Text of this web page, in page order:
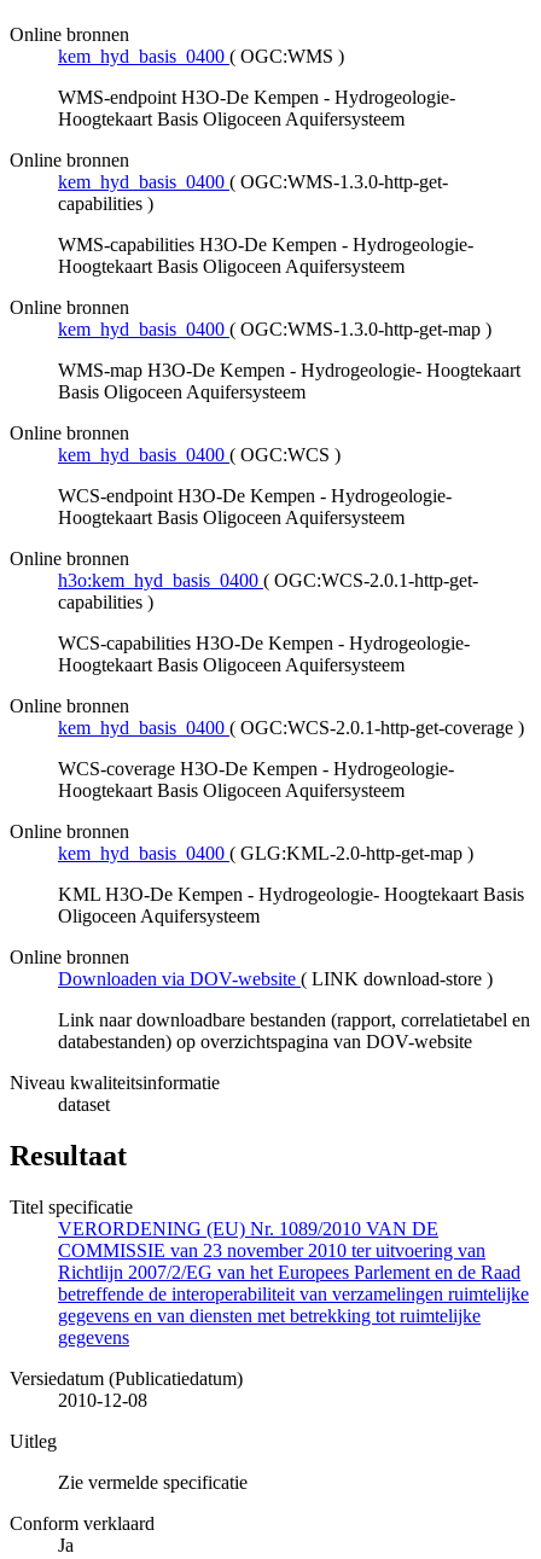
Online bronnen
kem_hyd_basis_0400 ( OGC:WMS )
WMS-endpoint H3O-De Kempen - Hydrogeologie-
Hoogtekaart Basis Oligoceen Aquifersysteem
Online bronnen
kem_hyd_basis_0400 ( OGC:WMS-1.3.0-http-get-
capabilities )
WMS-capabilities H3O-De Kempen - Hydrogeologie-
Hoogtekaart Basis Oligoceen Aquifersysteem
Online bronnen
kem_hyd_basis_0400 ( OGC:WMS-1.3.0-http-get-map )
WMS-map H3O-De Kempen - Hydrogeologie- Hoogtekaart
Basis Oligoceen Aquifersysteem
Online bronnen
kem_hyd_basis_0400 ( OGC:WCS )
WCS-endpoint H3O-De Kempen - Hydrogeologie-
Hoogtekaart Basis Oligoceen Aquifersysteem
Online bronnen
h3o:kem_hyd_basis_0400 ( OGC:WCS-2.0.1-http-get-
capabilities )
WCS-capabilities H3O-De Kempen - Hydrogeologie-
Hoogtekaart Basis Oligoceen Aquifersysteem
Online bronnen
kem_hyd_basis_0400 ( OGC:WCS-2.0.1-http-get-coverage )
WCS-coverage H3O-De Kempen - Hydrogeologie-
Hoogtekaart Basis Oligoceen Aquifersysteem
Online bronnen
kem_hyd_basis_0400 ( GLG:KML-2.0-http-get-map )
KML H3O-De Kempen - Hydrogeologie- Hoogtekaart Basis
Oligoceen Aquifersysteem
Online bronnen
Downloaden via DOV-website ( LINK download-store )
Link naar downloadbare bestanden (rapport, correlatietabel en
databestanden) op overzichtspagina van DOV-website
Niveau kwaliteitsinformatie
dataset
Resultaat
Titel specificatie
VERORDENING (EU) Nr. 1089/2010 VAN DE
COMMISSIE van 23 november 2010 ter uitvoering van
Richtlijn 2007/2/EG van het Europees Parlement en de Raad
betreffende de interoperabiliteit van verzamelingen ruimtelijke
gegevens en van diensten met betrekking tot ruimtelijke
gegevens
Versiedatum (Publicatiedatum)
2010-12-08
Uitleg
Zie vermelde specificatie
Conform verklaard
Ja